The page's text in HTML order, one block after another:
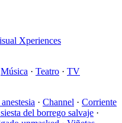
Xperiences
Música · Teatro · TV
· Channel · Corriente
del borrego salvaje ·